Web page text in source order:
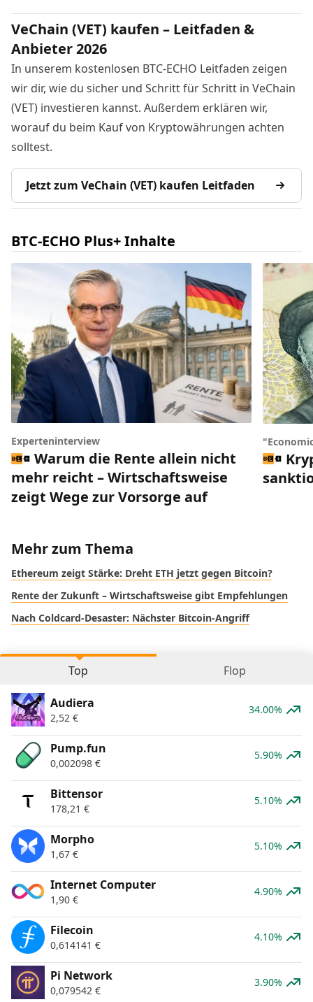
VeChain (VET) kaufen – Leitfaden &
Anbieter 2026
In unserem kostenlosen BTC-ECHO Leitfaden zeigen
wir dir, wie du sicher und Schritt für Schritt in VeChain
(VET) investieren kannst. Außerdem erklären wir,
worauf du beim Kauf von Kryptowährungen achten
solltest.
Jetzt zum VeChain (VET) kaufen Leitfaden
BTC-ECHO Plus+ Inhalte
Experteninterview
Warum die Rente allein nicht
mehr reicht – Wirtschaftsweise
zeigt Wege zur Vorsorge auf
Mehr zum Thema
Ethereum zeigt Stärke: Dreht ETH jetzt gegen Bitcoin?
Rente der Zukunft – Wirtschaftsweise gibt Empfehlungen
Nach Coldcard-Desaster: Nächster Bitcoin-Angriff
Top Flop
Audiera
2,52 €
34.00%
Pump.fun
0,002098 €
5.90%
Bittensor
178,21 €
5.10%
Morpho
1,67 €
5.10%
Internet Computer
1,90 €
4.90%
Filecoin
0,614141 €
4.10%
Pi Network
0,079542 €
3.90%